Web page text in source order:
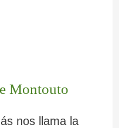
Montouto
nos llama la